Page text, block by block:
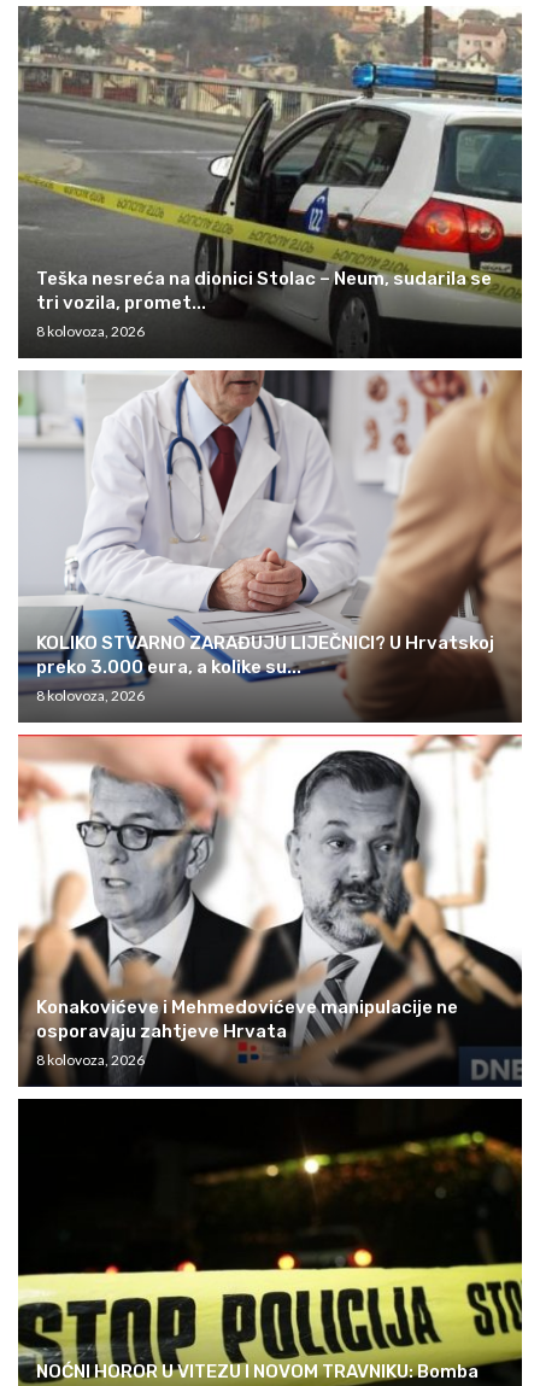
Teška nesreća na dionici Stolac – Neum, sudarila se
tri vozila, promet...
8 kolovoza, 2026
KOLIKO STVARNO ZARAĐUJU LIJEČNICI? U Hrvatskoj
preko 3.000 eura, a kolike su...
8 kolovoza, 2026
Konakovićeve i Mehmedovićeve manipulacije ne
osporavaju zahtjeve Hrvata
8 kolovoza, 2026
NOĆNI HOROR U VITEZU I NOVOM TRAVNIKU: Bomba